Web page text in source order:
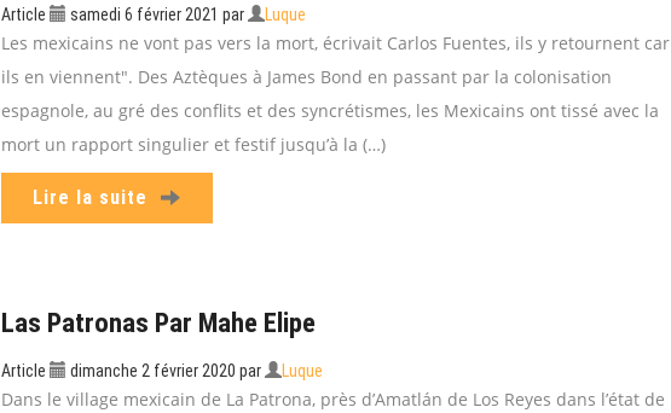
Article samedi 6 février 2021 par Luque
Les mexicains ne vont pas vers la mort, écrivait Carlos Fuentes, ils y retournent car
ils en viennent". Des Aztèques à James Bond en passant par la colonisation
espagnole, au gré des conflits et des syncrétismes, les Mexicains ont tissé avec la
mort un rapport singulier et festif jusqu’à la (…)
Lire la suite
Las Patronas Par Mahe Elipe
Article dimanche 2 février 2020 par Luque
Dans le village mexicain de La Patrona, près d’Amatlán de Los Reyes dans l’état de